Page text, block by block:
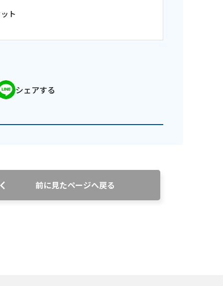
組審議会議事録 情報セキュリティ基本方針
内
ト
シェアする
前に見たページへ戻る